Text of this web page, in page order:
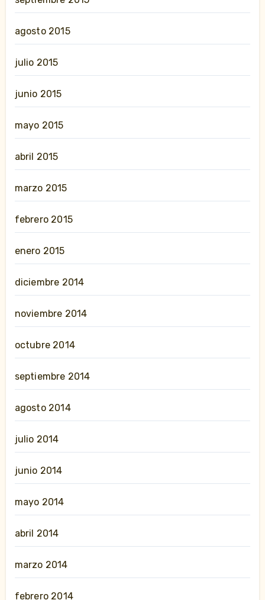
agosto 2015
julio 2015
junio 2015
mayo 2015
abril 2015
marzo 2015
febrero 2015
enero 2015
diciembre 2014
noviembre 2014
octubre 2014
septiembre 2014
agosto 2014
julio 2014
junio 2014
mayo 2014
abril 2014
marzo 2014
febrero 2014